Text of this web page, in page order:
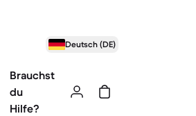
Deutsch (DE)
Brauchst
du
Hilfe?